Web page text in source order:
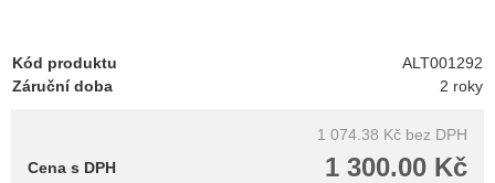
Kód produktu
ALT001292
Záruční doba
2 roky
1 074.38 Kč bez DPH
1 300.00 Kč
Cena s DPH